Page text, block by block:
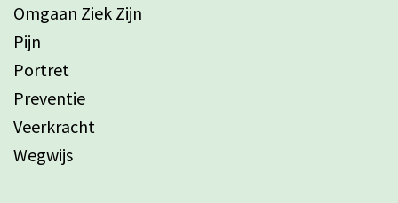
Omgaan Ziek Zijn
Pijn
Portret
Preventie
Veerkracht
Wegwijs